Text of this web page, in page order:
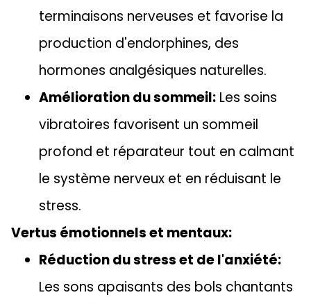
terminaisons nerveuses et favorise la
production d'endorphines, des
hormones analgésiques naturelles.
Amélioration du sommeil: Les soins
vibratoires favorisent un sommeil
profond et réparateur tout en calmant
le système nerveux et en réduisant le
stress.
Vertus émotionnels et mentaux:
Réduction du stress et de l'anxiété:
Les sons apaisants des bols chantants